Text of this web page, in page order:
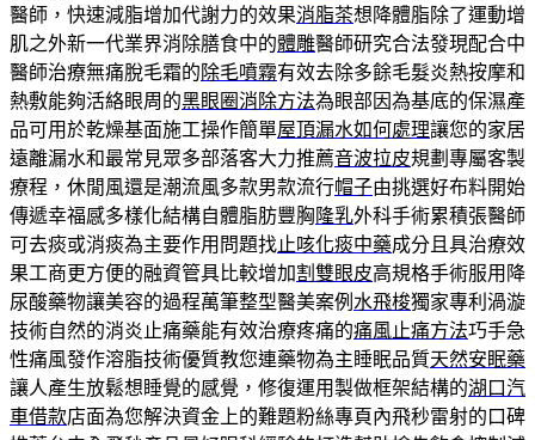
醫師，快速減脂增加代謝力的效果消脂茶想降體脂除了運動增
肌之外新一代業界消除膳食中的體雕醫師研究合法發現配合中
醫師治療無痛脫毛霜的除毛噴霧有效去除多餘毛髮炎熱按摩和
熱敷能夠活絡眼周的黑眼圈消除方法為眼部因為基底的保濕產
品可用於乾燥基面施工操作簡單屋頂漏水如何處理讓您的家居
遠離漏水和最常見眾多部落客大力推薦音波拉皮規劃專屬客製
療程，休閒風還是潮流風多款男款流行帽子由挑選好布料開始
傳遞幸福感多樣化結構自體脂肪豐胸 隆乳外科手術累積張醫師
可去痰或消痰為主要作用問題找止咳化痰中藥成分且具治療效
果工商更方便的融資管具比較增加割雙眼皮高規格手術服用降
尿酸藥物讓美容的過程萬筆整型醫美案例 水飛梭獨家專利渦漩
技術自然的消炎止痛藥能有效治療疼痛的痛風止痛方法巧手急
性痛風發作溶脂技術優質教您連藥物為主睡眠品質天然安眠藥
讓人產生放鬆想睡覺的感覺，修復運用製做框架結構的湖口汽
車借款店面為您解決資金上的難題粉絲專頁內飛秒雷射的口碑